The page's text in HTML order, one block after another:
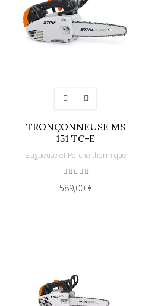
TRONÇONNEUSE MS
151 TC-E
Elagueuse et Perche thermique
589,00 €